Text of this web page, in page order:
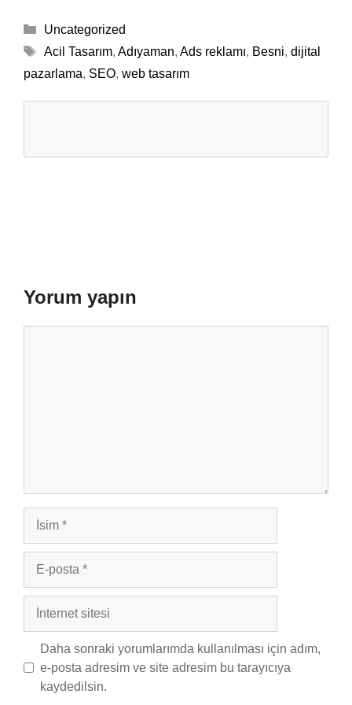
Kategoriler
Uncategorized
Etiketler
Acil Tasarım, Adıyaman, Ads reklamı, Besni, dijital
pazarlama, SEO, web tasarım
Yorum yapın
İsim
posta
İnternet
Daha sonraki yorumlarımda kullanılması için adım,
e-posta adresim ve site adresim bu tarayıcıya
kaydedilsin.